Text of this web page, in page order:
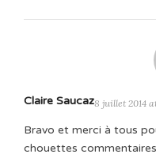
Claire Saucaz8 juillet 2014
Bravo et merci à tous
chouettes